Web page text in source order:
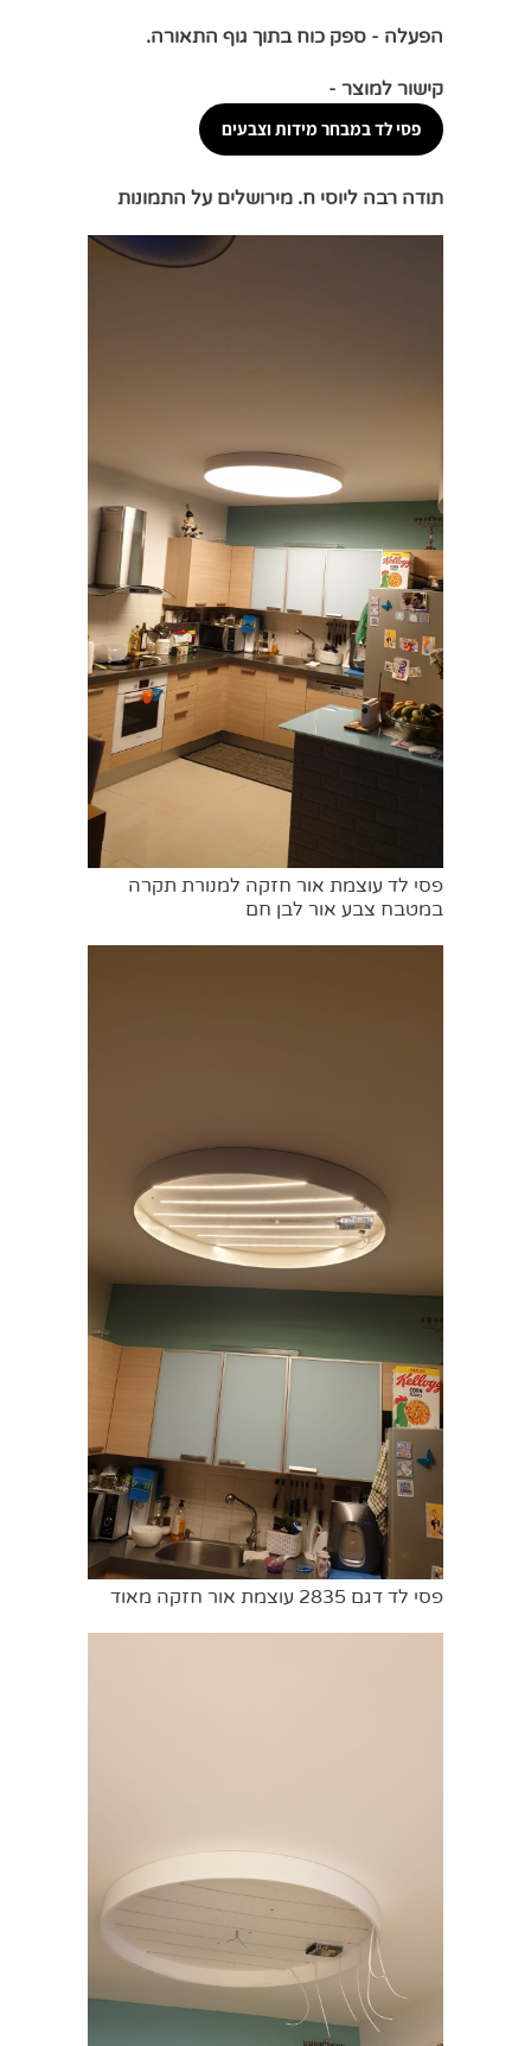
הפעלה - ספק כוח בתוך גוף התאורה.
קישור למוצר -
פסי לד במבחר מידות וצבעים
תודה רבה ליוסי ח. מירושלים על התמונות
פסי לד עוצמת אור חזקה למנורת תקרה
במטבח צבע אור לבן חם
פסי לד דגם 2835 עוצמת אור חזקה מאוד